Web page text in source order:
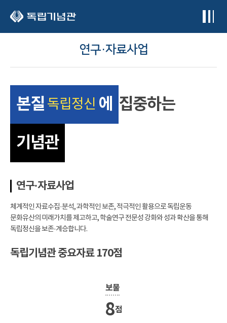
연구·자료사업
본질 독립정신 에
집중하는
기념관
연구·자료사업
체계적인 자료수집·분석, 과학적인 보존, 적극적인 활용으로 독립운동
문화유산의 미래가치를 제고하고, 학술연구 전문성 강화와 성과 확산을 통해
독립정신을 보존·계승합니다.
독립기념관 중요자료 170점
보물
8점